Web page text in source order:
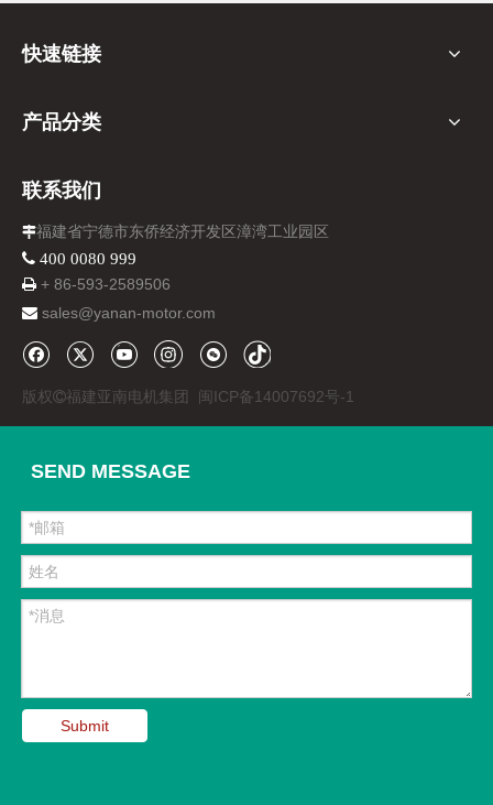
快速链接
产品分类
联系我们
福建省宁德市东侨经济开发区漳湾工业园区
 400 0080 999
 + 86-593-2589506
 sales@yanan-motor.com
版权福建亚南电机集团 闽ICP备14007692号-1
SEND MESSAGE
Submit